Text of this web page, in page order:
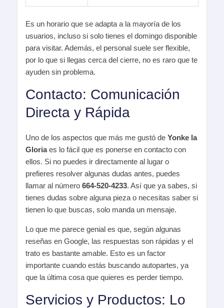
Es un horario que se adapta a la mayoría de los
usuarios, incluso si solo tienes el domingo disponible
para visitar. Además, el personal suele ser flexible,
por lo que si llegas cerca del cierre, no es raro que te
ayuden sin problema.
Contacto: Comunicación
Directa y Rápida
Uno de los aspectos que más me gustó de Yonke la
Gloriaes lo fácil que es ponerse en contacto con
ellos. Si no puedes ir directamente al lugar o
prefieres resolver algunas dudas antes, puedes
llamar al número 664-520-4233. Así que ya sabes, si
tienes dudas sobre alguna pieza o necesitas saber si
tienen lo que buscas, solo manda un mensaje.
Lo que me parece genial es que, según algunas
reseñas en Google, las respuestas son rápidas y el
trato es bastante amable. Esto es un factor
importante cuando estás buscando autopartes, ya
que la última cosa que quieres es perder tiempo.
Servicios y Productos: Lo